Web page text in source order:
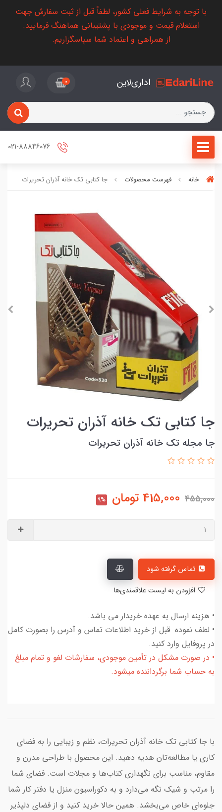
با توجه به شرایط فعلی کشور، لطفاً قبل از ثبت سفارش جهت
استعلام قیمت و موجودی با پشتیبانی هماهنگ فرمایید.
از همراهی و اعتماد شما سپاسگزاریم.
اداری‌لاین 0
خانه فهرست محصولات جا کتابی تک خانه آذران تحریرات
جا کتابی تک خانه آذران تحریرات
جا مجله تک خانه آذران تحریرات
455,000
415,000 تومان 9%
تماس گرفته شود
• هزینه ارسال به عهده خریدار می باشد.
• لطف نموده قبل از خرید اطلاعات تماس و آدرس را بصورت کامل
در پروفایل وارد کنید.
• در صورت مشکل در تأمین موجودی، سفارشات لغو و تمام مبلغ
به حساب شما برگرداننده میشود.
با جا کتابی تک خانه آذران تحریرات، نظم و زیبایی را به فضای
کاری یا مطالعه‌تان هدیه دهید. این محصول با طراحی مدرن و
مقاوم، مناسب برای نگهداری کتاب‌ها و مجلات است. فضای شما
را مرتب و شیک نگه می‌دارد و به دکوراسیون منزل یا دفتر کار شما
جلوه‌ای خاص می‌بخشد. همین حالا خرید کنید و از فضای دلپذیر